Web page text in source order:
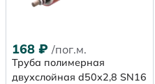
168 ₽ /пог.м.
Труба полимерная
двухслойная d50х2,8 SN16